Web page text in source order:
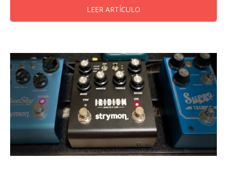
LEER ARTÍCULO